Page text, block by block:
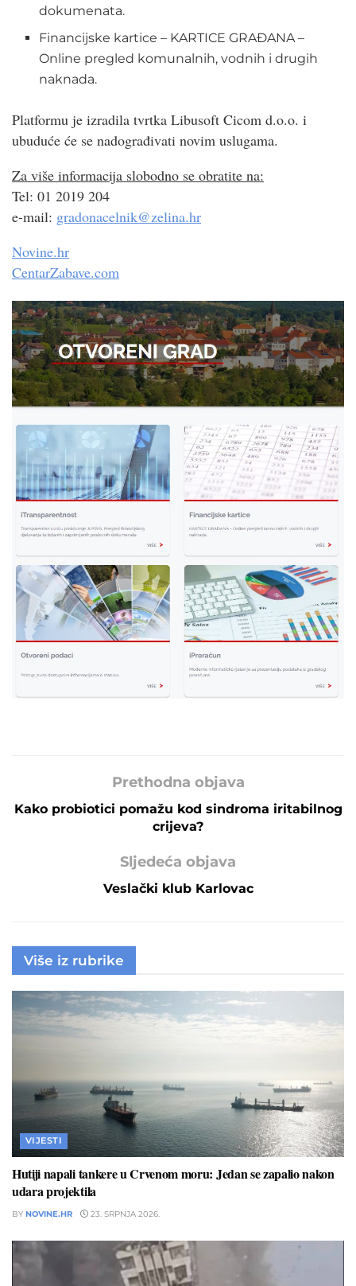
dokumenata.
Financijske kartice – KARTICE GRAĐANA –
Online pregled komunalnih, vodnih i drugih
naknada.
Platformu je izradila tvrtka Libusoft Cicom d.o.o. i
ubuduće će se nadograđivati novim uslugama.
Za više informacija slobodno se obratite na:
Tel: 01 2019 204
e-mail: gradonacelnik@zelina.hr
Novine.hr
CentarZabave.com
Prethodna objava
Kako probiotici pomažu kod sindroma iritabilnog
crijeva?
Sljedeća objava
Veslački klub Karlovac
Više iz rubrike
VIJESTI
Hutiji napali tankere u Crvenom moru: Jedan se zapalio nakon
udara projektila
BY NOVINE.HR 23. SRPNJA 2026.